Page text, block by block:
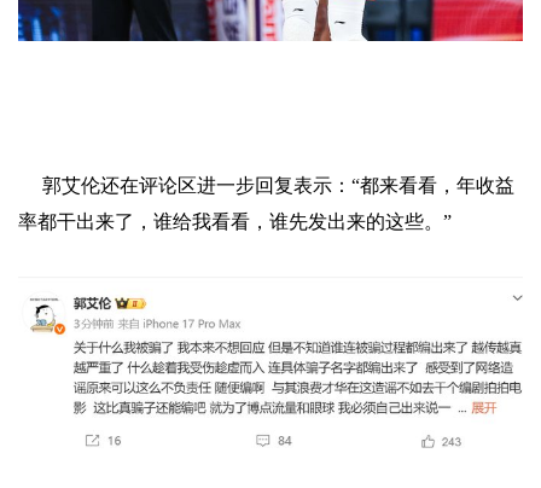
郭艾伦还在评论区进一步回复表示：“都来看看，年收益
率都干出来了，谁给我看看，谁先发出来的这些。”